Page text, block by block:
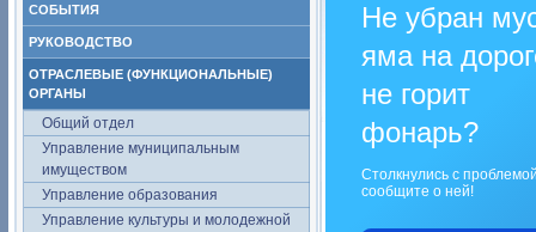
СОБЫТИЯ
РУКОВОДСТВО
ОТРАСЛЕВЫЕ (ФУНКЦИОНАЛЬНЫЕ)
ОРГАНЫ
Общий отдел
Управление муниципальным
имуществом
Управление образования
Управление культуры и молодежной
Не убран
яма на
не горит
фонарь?
Столкнулись с
сообщите о ней!